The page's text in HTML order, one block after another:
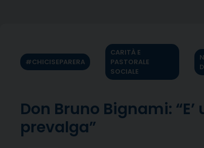
#CHICISEPARERA
CARITÀ E
PASTORALE
SOCIALE
Don Bruno Bignami:
prevalga”